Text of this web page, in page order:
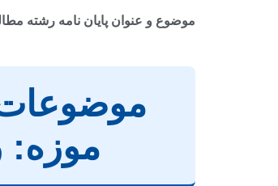
موضوع و عنوان پایان نامه رشته
موضوعات
موزه: